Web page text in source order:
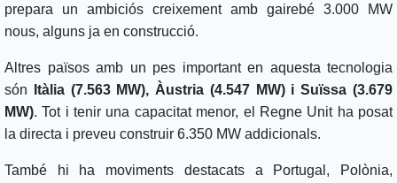
prepara un ambiciós creixement amb gairebé 3.000 MW
nous, alguns ja en construcció.
Altres països amb un pes important en aquesta tecnologia
són
Itàlia (7.563 MW), Àustria (4.547 MW) i Suïssa (3.679
MW). Tot i tenir una capacitat menor, el Regne Unit ha posat
la directa i preveu construir 6.350 MW addicionals.
També hi ha moviments destacats a Portugal, Polònia,